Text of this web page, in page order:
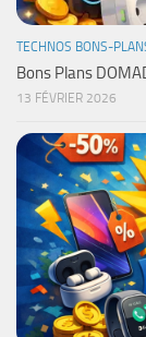
TECHNOS BONS-
Bons Plans
13 FÉVRIER 2026